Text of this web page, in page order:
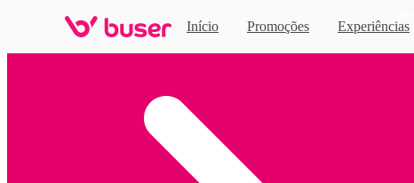
Início Promoções Experiências